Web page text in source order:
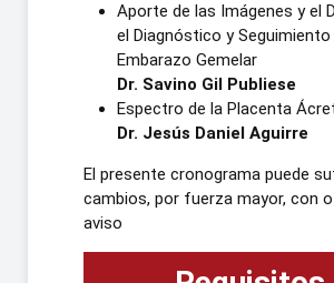
Aporte de las Imágenes y el
el Diagnóstico y Seguimiento
Embarazo Gemelar
Dr. Savino Gil Publiese
Espectro de la Placenta
Dr. Jesús Daniel Aguirre
El presente cronograma puede
cambios, por fuerza mayor, con
aviso